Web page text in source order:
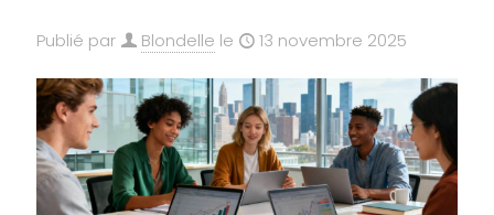
Publié par Blondelle le 13 novembre 2025